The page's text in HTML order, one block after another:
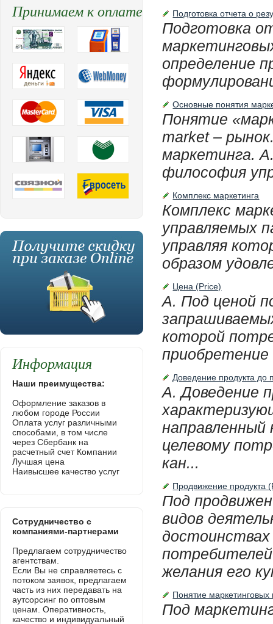
Подготовка отчета о
Подготовка
определение
Основные понятия
Понятие
market –
маркетинга.
философия
Комплекс маркетинга
Комплекс
управляемых
управляя
образом
Цена (Price)
А. Под ценой
которой
приобретение
Доведение продукта до
А. Доведение
целевому
кан...
Продвижение продукта
Под
видов
потребителей
желания его
Понятие маркетинговых
Под
Принимаем к оплате
Информация
Наши преимущества:
Оформление заказов в
любом городе России
Оплата услуг различными
способами, в том числе
через Сбербанк на
расчетный счет Компании
Лучшая цена
Наивысшее качество услуг
Сотрудничество с
компаниями-партнерами
Предлагаем сотрудничество
агентствам.
Если Вы не справляетесь с
потоком заявок, предлагаем
часть из них передавать на
аутсорсинг по оптовым
ценам. Оперативность,
качество и индивидуальный